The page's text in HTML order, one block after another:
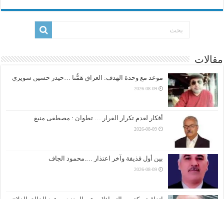
مقالات
موعد مع وحدة الهدف: العراق هَمُّنا …حيدر حسين سويري
2026-08-09
أفكار لعدم تكرار الفرار … تطوان : مصطفى منيغ
2026-08-09
بين أول قذيفة وآخر اعتذار ….محمود الجاف
2026-08-09